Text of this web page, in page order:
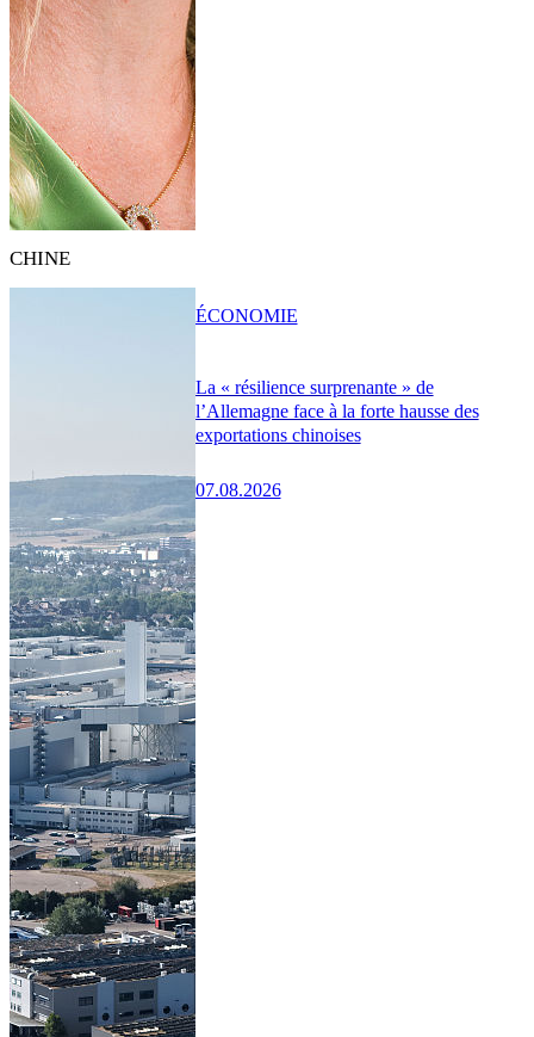
CHINE
La « résilience surprenante » de
l’Allemagne face à la forte hausse des
exportations chinoises
07.08.2026
ÉCONOMIE